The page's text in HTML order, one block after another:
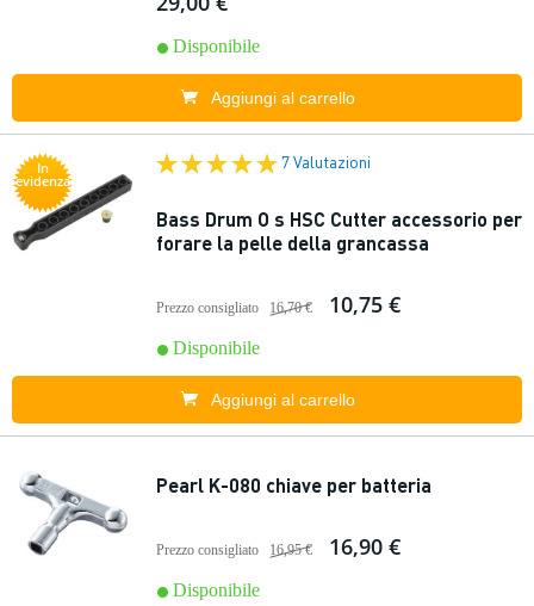
Disponibile
Aggiungi al carrello
In
evidenza
7 Valutazioni
Bass Drum O s HSC Cutter accessorio per
forare la pelle della grancassa
Prezzo consigliato 16,70 € 10,75 €
Disponibile
Aggiungi al carrello
Pearl K-080 chiave per batteria
Prezzo consigliato 16,95 € 16,90 €
Disponibile